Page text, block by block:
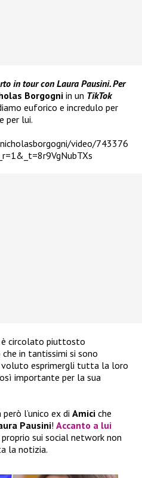
in tour con Laura Pausini. Per
Borgogniin un TikTok
euforico e incredulo per
per lui.
video/743376
circolato piuttosto
in tantissimi si sono
esprimergli tutta la loro
importante per la sua
l’unico ex di Amici che
Pausini! Accanto a lui
proprio sui social network non
la notizia.